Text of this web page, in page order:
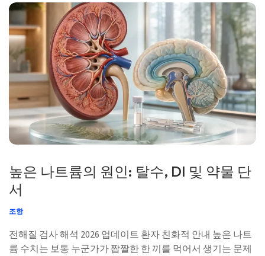
높은 나트륨의 원인: 탈수, DI 및 약물 단
서
조항
전해질 검사 해석 2026 업데이트 환자 친화적 안내 높은 나트
륨 수치는 보통 누군가가 짭짤한 한 끼를 먹어서 생기는 문제